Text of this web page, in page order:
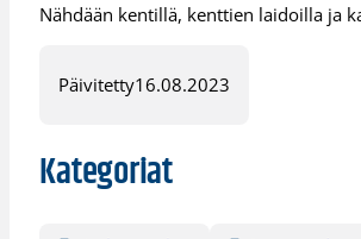
Nähdään kentillä, kenttien laidoilla ja
Päivitetty16.08.2023
Kategoriat